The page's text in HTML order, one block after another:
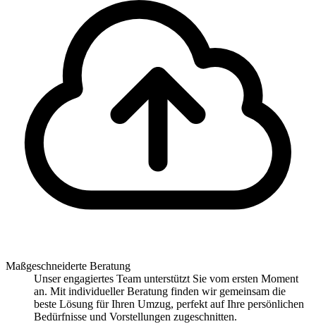
Maßgeschneiderte Beratung
Unser engagiertes Team unterstützt Sie vom ersten Moment
an. Mit individueller Beratung finden wir gemeinsam die
beste Lösung für Ihren Umzug, perfekt auf Ihre persönlichen
Bedürfnisse und Vorstellungen zugeschnitten.